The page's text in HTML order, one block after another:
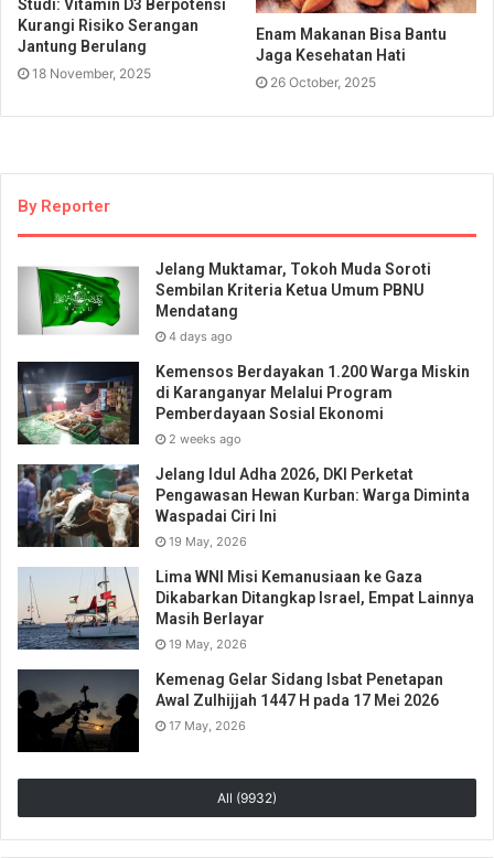
Studi: Vitamin D3 Berpotensi
Kurangi Risiko Serangan
Jantung Berulang
18 November, 2025
Enam Makanan Bisa Bantu
Jaga Kesehatan Hati
26 October, 2025
By Reporter
Jelang Muktamar, Tokoh Muda Soroti
Sembilan Kriteria Ketua Umum PBNU
Mendatang
4 days ago
Kemensos Berdayakan 1.200 Warga Miskin
di Karanganyar Melalui Program
Pemberdayaan Sosial Ekonomi
2 weeks ago
Jelang Idul Adha 2026, DKI Perketat
Pengawasan Hewan Kurban: Warga Diminta
Waspadai Ciri Ini
19 May, 2026
Lima WNI Misi Kemanusiaan ke Gaza
Dikabarkan Ditangkap Israel, Empat Lainnya
Masih Berlayar
19 May, 2026
Kemenag Gelar Sidang Isbat Penetapan
Awal Zulhijjah 1447 H pada 17 Mei 2026
17 May, 2026
All (9932)